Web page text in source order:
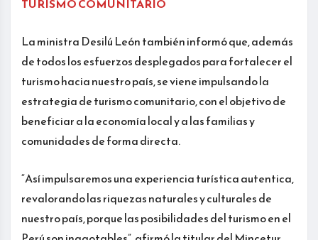
TURISMO COMUNITARIO
La ministra Desilú León también informó que, además
de todos los esfuerzos desplegados para fortalecer el
turismo hacia nuestro país, se viene impulsando la
estrategia de turismo comunitario, con el objetivo de
beneficiar a la economía local y a las familias y
comunidades de forma directa.
“Así impulsaremos una experiencia turística autentica,
revalorando las riquezas naturales y culturales de
nuestro país, porque las posibilidades del turismo en el